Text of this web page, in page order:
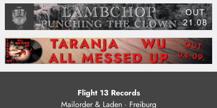
Flight 13 Records
Mailorder & Laden · Freiburg